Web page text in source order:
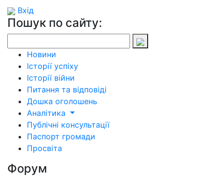
Вхід
Пошук по сайту:
Новини
Історії успіху
Історії війни
Питання та відповіді
Дошка оголошень
Аналітика
Публічні консультації
Паспорт громади
Просвіта
Форум